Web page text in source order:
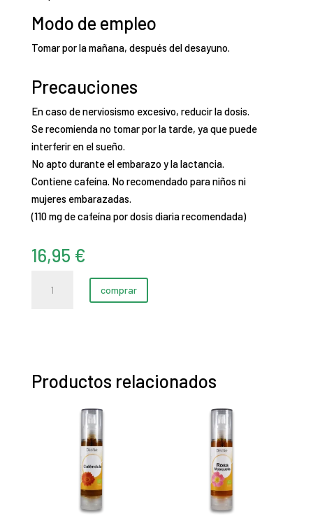
Modo de empleo
Tomar por la mañana, después del desayuno.
Precauciones
En caso de nerviosismo excesivo, reducir la dosis.
Se recomienda no tomar por la tarde, ya que puede
interferir en el sueño.
No apto durante el embarazo y la lactancia.
Contiene cafeína. No recomendado para niños ni
mujeres embarazadas.
(110 mg de cafeína por dosis diaria recomendada)
16,95 €
comprar
Productos relacionados